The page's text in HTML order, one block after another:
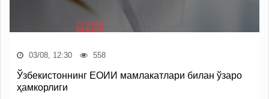
03/08, 12:30 558
Ўзбекистоннинг ЕОИИ мамлакатлари билан ўзаро
ҳамкорлиги